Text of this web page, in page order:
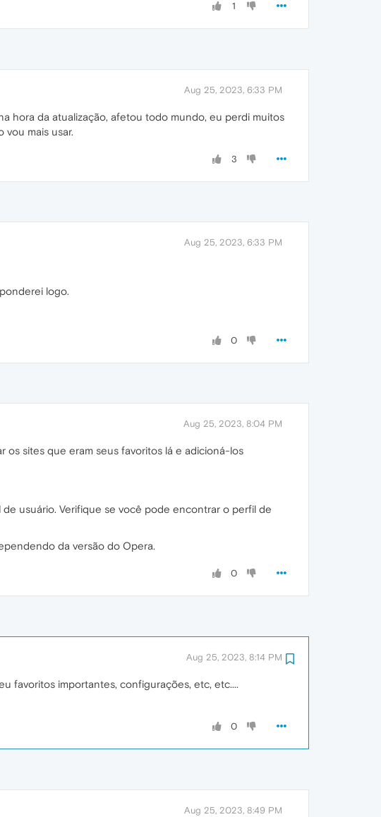
1
Aug 25, 2023, 6:33 PM
hora da atualização, afetou todo mundo, eu perdi muitos
mais usar.
3
Aug 25, 2023, 6:33 PM
logo.
0
Aug 25, 2023, 8:04 PM
os sites que eram seus favoritos lá e adicioná-los
usuário. Verifique se você pode encontrar o perfil de
da versão do Opera.
0
Aug 25, 2023, 8:14 PM
favoritos importantes, configurações, etc, etc....
0
Aug 25, 2023, 8:49 PM